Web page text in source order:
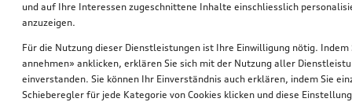
und auf Ihre Interessen zugeschnittene Inhalte einschliesslich
anzuzeigen.
Für die Nutzung dieser Dienstleistungen ist Ihre Einwilligung nötig. Indem
annehmen» anklicken, erklären Sie sich mit der Nutzung aller
einverstanden. Sie können Ihr Einverständnis auch erklären, indem Sie
Schieberegler für jede Kategorie von Cookies klicken und diese